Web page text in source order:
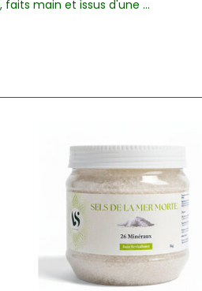
main et issus d'une ...